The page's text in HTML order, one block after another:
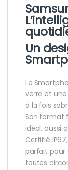
Un
Le
verre et
à la fois
Son format
idéal, aussi
Certifié
parfait pour
toutes